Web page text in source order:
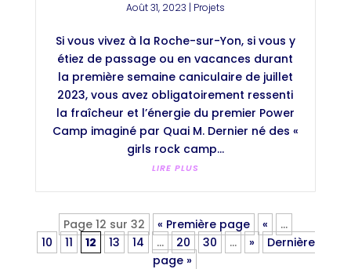
Août 31, 2023 | Projets
Si vous vivez à la Roche-sur-Yon, si vous y
étiez de passage ou en vacances durant
la première semaine caniculaire de juillet
2023, vous avez obligatoirement ressenti
la fraîcheur et l’énergie du premier Power
Camp imaginé par Quai M. Dernier né des «
girls rock camp...
LIRE PLUS
Page 12 sur 32 « Première page «
…
10
11 12 13 14 … 20 30 … »
Dernière
page »